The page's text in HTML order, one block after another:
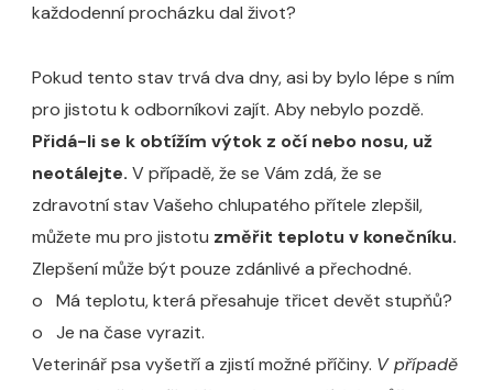
každodenní procházku dal život?
Pokud tento stav trvá dva dny, asi by bylo lépe s ním
pro jistotu k odborníkovi zajít. Aby nebylo pozdě.
Přidá-li se k obtížím výtok z očí nebo nosu, už
neotálejte. V případě, že se Vám zdá, že se
zdravotní stav Vašeho chlupatého přítele zlepšil,
můžete mu pro jistotu změřit teplotu v konečníku.
Zlepšení může být pouze zdánlivé a přechodné.
o Má teplotu, která přesahuje třicet devět stupňů?
o Je na čase vyrazit.
Veterinář psa vyšetří a zjistí možné příčiny. V případě